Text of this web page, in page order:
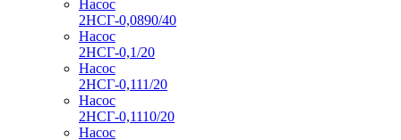
Насос
2НСГ-0,0890/40
Насос
2НСГ-0,1/20
Насос
2НСГ-0,111/20
Насос
2НСГ-0,1110/20
Насос